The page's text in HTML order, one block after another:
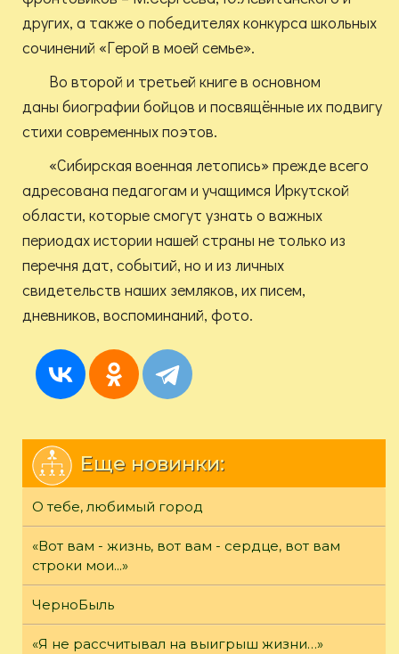
других, а также о победителях конкурса школьных
сочинений «Герой в моей семье».
Во второй и третьей книге в основном
даны биографии бойцов и посвящённые их подвигу
стихи современных поэтов.
«Сибирская военная летопись» прежде всего
адресована педагогам и учащимся Иркутской
области, которые смогут узнать о важных
периодах истории нашей страны не только из
перечня дат, событий, но и из личных
свидетельств наших земляков, их писем,
дневников, воспоминаний, фото.
Еще новинки:
О тебе, любимый город
«Вот вам - жизнь, вот вам - сердце, вот вам
строки мои...»
ЧерноБыль
«Я не рассчитывал на выигрыш жизни…»